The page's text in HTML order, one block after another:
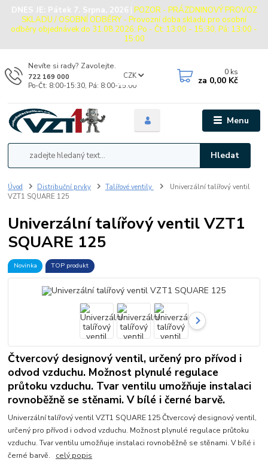
DNES JE: Pátek 7. Srpna, 2026 | POZOR - PRÁZDNINOVÝ PROVOZ
SKLADU / OSOBNÍ ODBĚRY - Provozní doba skladu pro osobní
odběry objednávek do 31.08.2026: Po - Čt: 13:00 - 15:30, Pá: 13:00 -
15:00
Menu
CZK
Hledat
Nevíte si rady? Zavolejte.
722 169 000
Po-Čt: 8:00-15:30, Pá: 8:00-15:00
0 ks
za 0,00 Kč
Úvod Distribuční prvky Talířové ventily
Univerzální talířový ventil
VZT1 SQUARE 125
Univerzální talířový ventil VZT1
SQUARE 125
Novinka TOP produkt
Čtvercový designový ventil, určený pro přívod i
odvod vzduchu. Možnost plynulé regulace
průtoku vzduchu. Tvar ventilu umožňuje instalaci
rovnoběžně se stěnami. V bílé i černé barvě.
Univerzální talířový ventil VZT1 SQUARE 125 Čtvercový designový ventil,
určený pro přívod i odvod vzduchu. Možnost plynulé regulace průtoku
vzduchu. Tvar ventilu umožňuje instalaci rovnoběžně se stěnami. V bílé i
černé barvě. celý popis